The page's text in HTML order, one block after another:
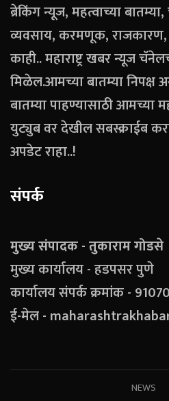
ब्रेकिंग न्यूज, महत्वाच्या
व्यवसाय, करमणूक,
काही.. महाराष्ट्र खबर न्यूज
मिळेल.आमच्या बातम्या निपक्ष
बातम्या पाहण्यासाठी आमच्या
युट्युब वर देखील सबस्क्राईब
अपडेट राहा..!
संपर्क
मुख्य संपादक - तुकाराम गोडसे
मुख्य कार्यालय - हडपसर पुणे
कार्यालय संपर्क क्रमांक -
ई-मेल -
NEWS